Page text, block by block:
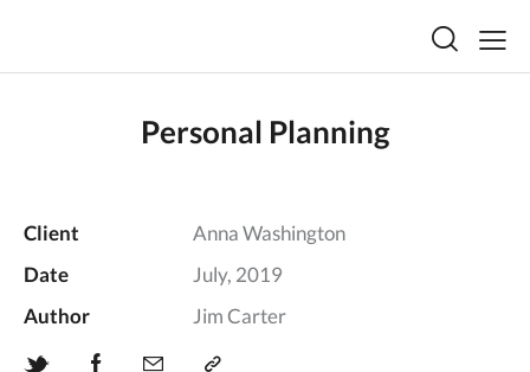
Personal Planning
Client
Anna Washington
Date
July, 2019
Author
Jim Carter